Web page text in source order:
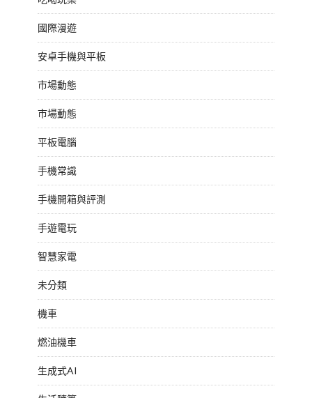
國際漫遊
安卓手機與平板
市場動態
市場動態
平板電腦
手機常識
手機開箱與評測
手遊電玩
智慧家電
未分類
機車
燃油機車
生成式AI